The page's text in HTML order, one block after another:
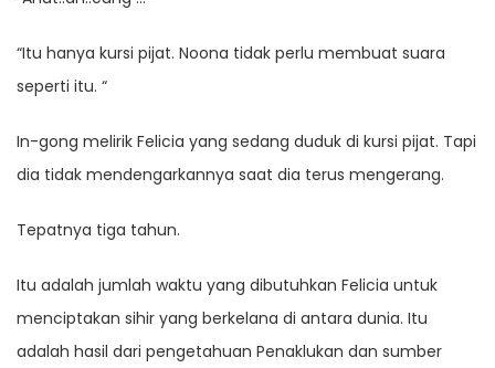
“Itu hanya kursi pijat. Noona tidak perlu membuat suara
seperti itu. “
In-gong melirik Felicia yang sedang duduk di kursi pijat. Tapi
dia tidak mendengarkannya saat dia terus mengerang.
Tepatnya tiga tahun.
Itu adalah jumlah waktu yang dibutuhkan Felicia untuk
menciptakan sihir yang berkelana di antara dunia. Itu
adalah hasil dari pengetahuan Penaklukan dan sumber